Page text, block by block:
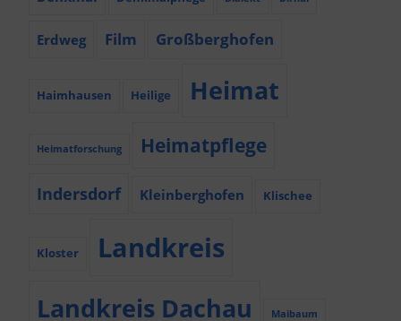
Erdweg Film Großberghofen
Haimhausen Heilige Heimat
Heimatforschung Heimatpflege
Indersdorf Kleinberghofen Klischee
Kloster Landkreis
Landkreis Dachau Maibaum